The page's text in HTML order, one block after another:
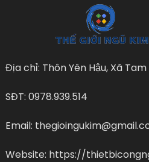
Địa chỉ: Thôn Yên Hậu, Xã
SĐT: 0978.939.514
Email:
Website: https://